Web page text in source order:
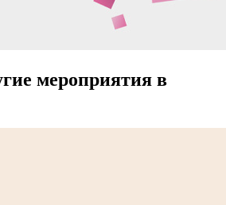
мероприятия в